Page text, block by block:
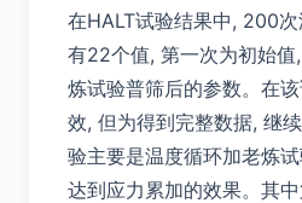
在HALT试验结果中, 200
有22个值, 第一次为初始
炼试验普筛后的参数。在
效, 但为得到完整数据, 继
验主要是温度循环加老炼
达到应力累加的效果。其